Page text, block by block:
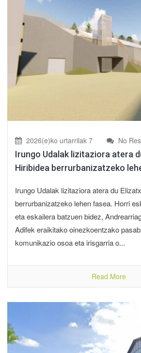
2026(e)ko urtarrilak 7 No
Irungo Udalak lizitaziora atera
Hiribidea berrurbanizatzeko
Irungo Udalak lizitaziora atera du
berrurbanizatzeko lehen fasea. Horri
eta eskailera batzuen bidez,
Adifek eraikitako oinezkoentzako
komunikazio osoa eta irisgarria o...
Read More